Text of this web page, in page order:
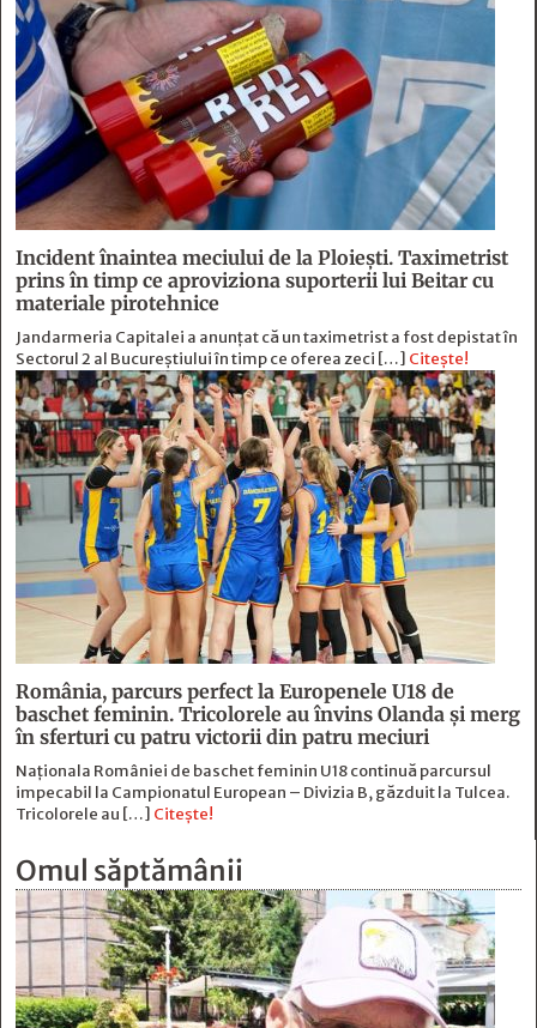
Incident înaintea meciului de la Ploiești. Taximetrist
prins în timp ce aproviziona suporterii lui Beitar cu
materiale pirotehnice
Jandarmeria Capitalei a anunțat că un taximetrist a fost depistat în
Sectorul 2 al Bucureștiului în timp ce oferea zeci […] Citește!
România, parcurs perfect la Europenele U18 de
baschet feminin. Tricolorele au învins Olanda și merg
în sferturi cu patru victorii din patru meciuri
Naționala României de baschet feminin U18 continuă parcursul
impecabil la Campionatul European – Divizia B, găzduit la Tulcea.
Tricolorele au […] Citește!
Omul săptămânii